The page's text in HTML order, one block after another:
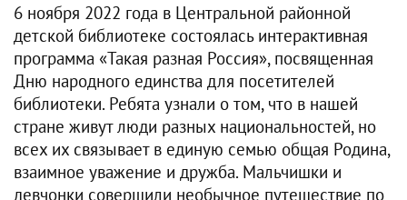
6 ноября 2022 года в Центральной районной
детской библиотеке состоялась интерактивная
программа «Такая разная Россия», посвященная
Дню народного единства для посетителей
библиотеки. Ребята узнали о том, что в нашей
стране живут люди разных национальностей, но
всех их связывает в единую семью общая Родина,
взаимное уважение и дружба. Мальчишки и
девчонки совершили необычное путешествие по